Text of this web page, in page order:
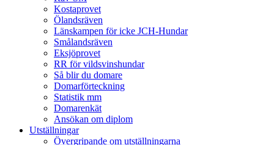
Kostaprovet
Ölandsräven
Länskampen för icke JCH-Hundar
Smålandsräven
Eksjöprovet
RR för vildsvinshundar
Så blir du domare
Domarförteckning
Statistik mm
Domarenkät
Ansökan om diplom
Utställningar
Övergripande om utställningarna